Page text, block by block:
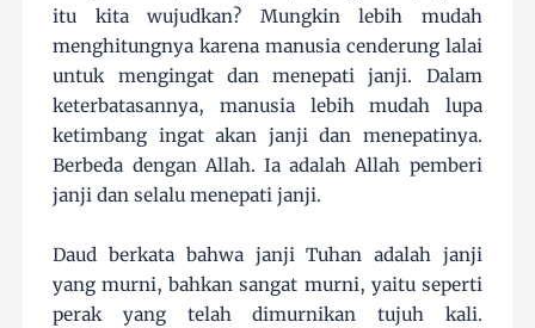
itu kita wujudkan? Mungkin lebih mudah
menghitungnya karena manusia cenderung lalai
untuk mengingat dan menepati janji. Dalam
keterbatasannya, manusia lebih mudah lupa
ketimbang ingat akan janji dan menepatinya.
Berbeda dengan Allah. Ia adalah Allah pemberi
janji dan selalu menepati janji.
Daud berkata bahwa janji Tuhan adalah janji
yang murni, bahkan sangat murni, yaitu seperti
perak yang telah dimurnikan tujuh kali.